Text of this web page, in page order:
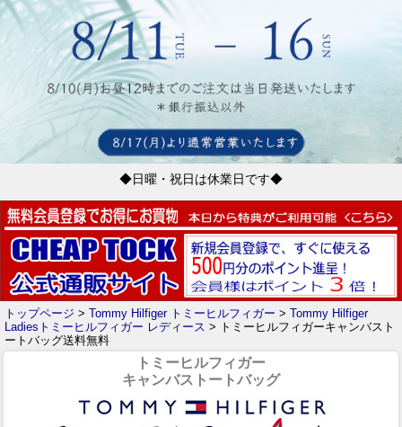
◆日曜・祝日は休業日です◆
トップページ > Tommy Hilfiger トミーヒルフィガー > Tommy Hilfiger
Ladiesトミーヒルフィガー レディース > トミーヒルフィガーキャンバスト
ートバッグ送料無料
トミーヒルフィガー
キャンバストートバッグ